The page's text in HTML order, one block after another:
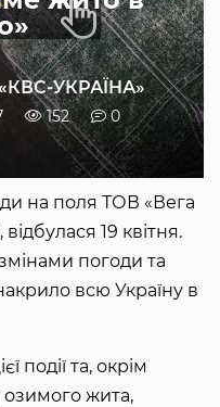
УКРАЇНА»
152 0
на поля ТОВ «Вега
19 квітня.
погоди та
всю Україну в
події та, окрім
озимого жита,